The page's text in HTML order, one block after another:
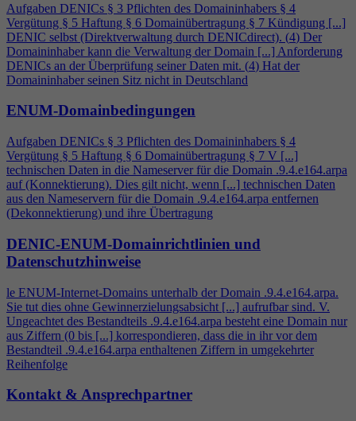
Aufgaben DENICs § 3 Pflichten des Domaininhabers § 4
Vergütung § 5 Haftung § 6 Domainübertragung § 7 Kündigung [...]
DENIC selbst (Direktverwaltung durch DENICdirect). (4) Der
Domaininhaber kann die Verwaltung der Domain [...] Anforderung
DENICs an der Überprüfung seiner Daten mit. (4) Hat der
Domaininhaber seinen Sitz nicht in Deutschland
ENUM-Domainbedingungen
Aufgaben DENICs § 3 Pflichten des Domaininhabers § 4
Vergütung § 5 Haftung § 6 Domainübertragung § 7 V [...]
technischen Daten in die Nameserver für die Domain .9.4.e164.arpa
auf (Konnektierung). Dies gilt nicht, wenn [...] technischen Daten
aus den Nameservern für die Domain .9.4.e164.arpa entfernen
(Dekonnektierung) und ihre Übertragung
DENIC-ENUM-Domainrichtlinien und
Datenschutzhinweise
le ENUM-Internet-Domains unterhalb der Domain .9.4.e164.arpa.
Sie tut dies ohne Gewinnerzielungsabsicht [...] aufrufbar sind. V.
Ungeachtet des Bestandteils .9.4.e164.arpa besteht eine Domain nur
aus Ziffern (0 bis [...] korrespondieren, dass die in ihr vor dem
Bestandteil .9.4.e164.arpa enthaltenen Ziffern in umgekehrter
Reihenfolge
Kontakt & Ansprechpartner